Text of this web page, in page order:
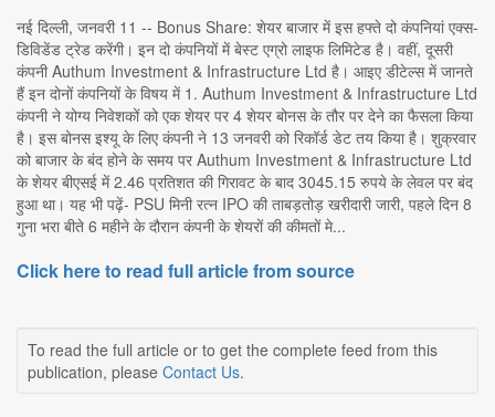
नई दिल्ली, जनवरी 11 -- Bonus Share: शेयर बाजार में इस हफ्ते दो कंपनियां एक्स-
डिविडेंड ट्रेड करेंगी। इन दो कंपनियों में बेस्ट एग्रो लाइफ लिमिटेड है। वहीं, दूसरी
कंपनी Authum Investment & Infrastructure Ltd है। आइए डीटेल्स में जानते
हैं इन दोनों कंपनियों के विषय में 1. Authum Investment & Infrastructure Ltd
कंपनी ने योग्य निवेशकों को एक शेयर पर 4 शेयर बोनस के तौर पर देने का फैसला किया
है। इस बोनस इश्यू के लिए कंपनी ने 13 जनवरी को रिकॉर्ड डेट तय किया है। शुक्रवार
को बाजार के बंद होने के समय पर Authum Investment & Infrastructure Ltd
के शेयर बीएसई में 2.46 प्रतिशत की गिरावट के बाद 3045.15 रुपये के लेवल पर बंद
हुआ था। यह भी पढ़ें- PSU मिनी रत्न IPO की ताबड़तोड़ खरीदारी जारी, पहले दिन 8
गुना भरा बीते 6 महीने के दौरान कंपनी के शेयरों की कीमतों मे...
Click here to read full article from source
To read the full article or to get the complete feed from this
publication, please Contact Us.